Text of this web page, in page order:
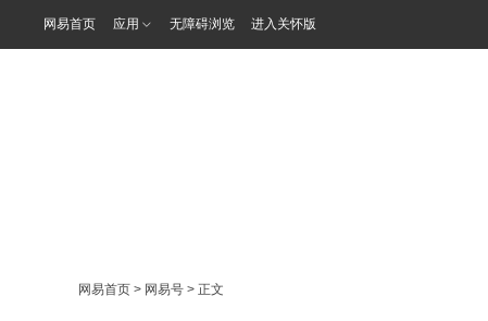
网易首页 应用 无障碍浏览 进入关怀版
网易首页 > 网易号 > 正文